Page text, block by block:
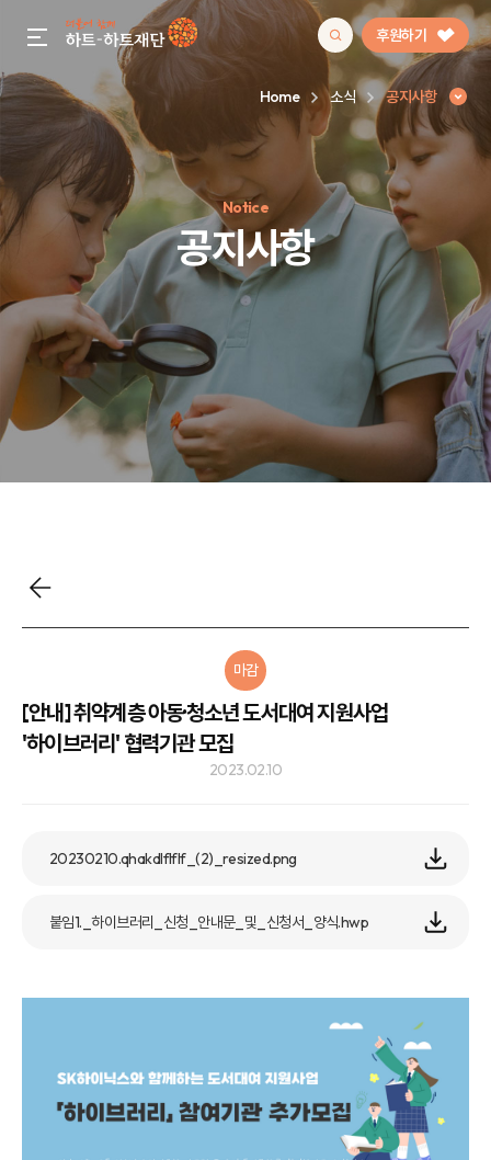
gnb menu open 후원하기
인기 키워드
#정기후원#하트플레이스#캠페인#팬덤후원
Home 소식 공지사항
Notice
공지사항
마감
[안내] 취약계층 아동·청소년 도서대여 지원사업
'하이브러리' 협력기관 모집
2023.02.10
20230210.qhakdlflflf_(2)_resized.png
붙임1._하이브러리_신청_안내문_및_신청서_양식.hwp